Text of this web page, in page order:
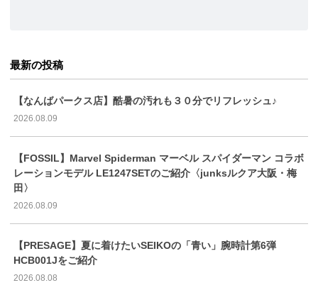
最新の投稿
【なんばパークス店】酷暑の汚れも３０分でリフレッシュ♪
2026.08.09
【FOSSIL】Marvel Spiderman マーベル スパイダーマン コラボ
レーションモデル LE1247SETのご紹介〈junksルクア大阪・梅
田〉
2026.08.09
【PRESAGE】夏に着けたいSEIKOの「青い」腕時計第6弾
HCB001Jをご紹介
2026.08.08